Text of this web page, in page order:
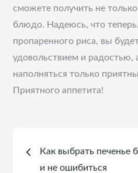
сможете получить не
блюдо. Надеюсь, что теперь,
пропаренного риса, вы
удовольствием и радостью,
наполняться только
Приятного аппетита!
Навигация
Как выбрать печенье
и не ошибиться